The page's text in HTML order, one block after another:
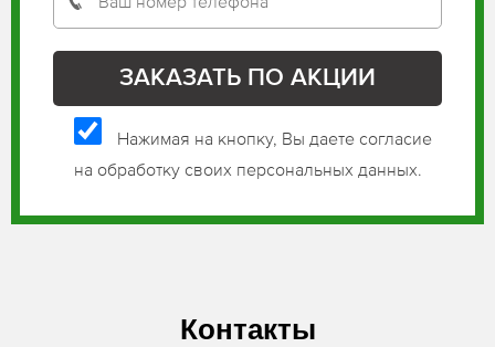
Нажимая на кнопку, Вы даете согласие
на обработку своих персональных данных.
Контакты